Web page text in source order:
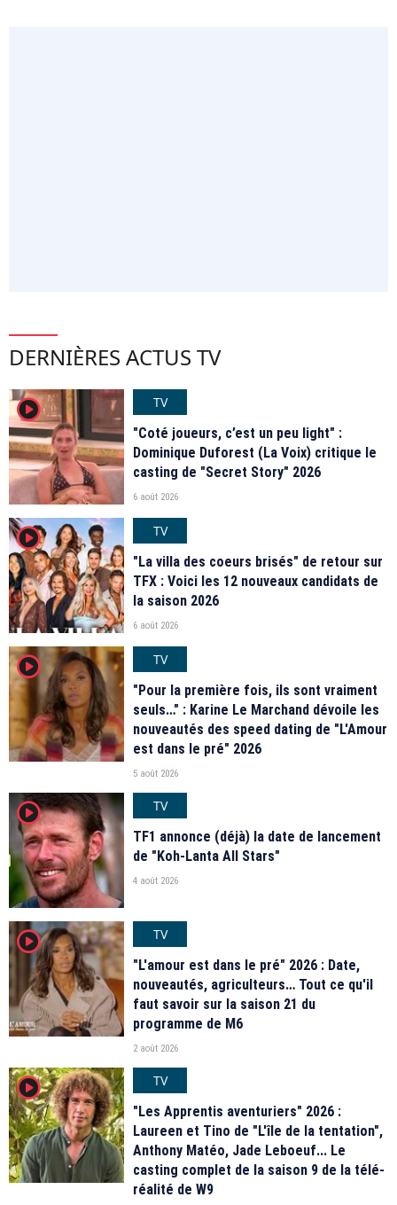
DERNIÈRES ACTUS TV
player2
TV
"Coté joueurs, c’est un peu light" :
Dominique Duforest (La Voix) critique le
casting de "Secret Story" 2026
6 août 2026
player2
TV
"La villa des coeurs brisés" de retour sur
TFX : Voici les 12 nouveaux candidats de
la saison 2026
6 août 2026
player2
TV
"Pour la première fois, ils sont vraiment
seuls…" : Karine Le Marchand dévoile les
nouveautés des speed dating de "L'Amour
est dans le pré" 2026
5 août 2026
player2
TV
TF1 annonce (déjà) la date de lancement
de "Koh-Lanta All Stars"
4 août 2026
player2
TV
"L'amour est dans le pré" 2026 : Date,
nouveautés, agriculteurs… Tout ce qu'il
faut savoir sur la saison 21 du
programme de M6
2 août 2026
player2
TV
"Les Apprentis aventuriers" 2026 :
Laureen et Tino de "L'île de la tentation",
Anthony Matéo, Jade Leboeuf... Le
casting complet de la saison 9 de la télé-
réalité de W9